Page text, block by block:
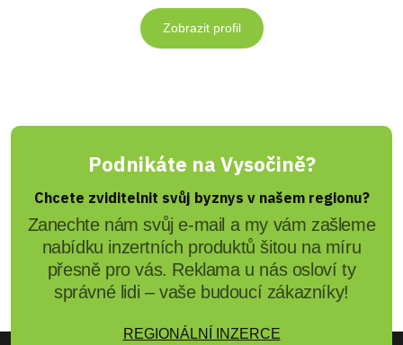
Zobrazit profil
Podnikáte na Vysočině?
Chcete zviditelnit svůj byznys v našem regionu?
Zanechte nám svůj e-mail a my vám zašleme
nabídku inzertních produktů šitou na míru
přesně pro vás. Reklama u nás osloví ty
správné lidi – vaše budoucí zákazníky!
REGIONÁLNÍ INZERCE